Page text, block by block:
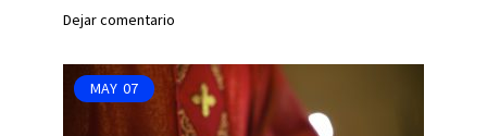
Dejar comentario
MAY 07